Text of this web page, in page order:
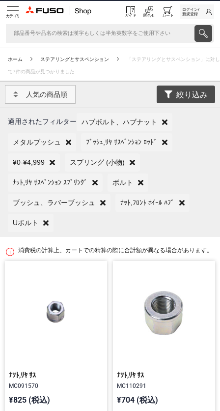
カテゴリ ガイド 問合せ カート
ログイン/
新規登録
ホーム ステアリングとサスペンション 「ステアリングとサスペンション」に対し
て7件の商品が見つかりました
人気の商品順 絞り込み
適用されたフィルター ハブボルト、ハブナット
メタルブッシュ ﾌﾞｯｼｭ,ﾘﾔ ｻｽﾍﾟﾝｼｮﾝ ﾛｯﾄﾞ
¥0-¥4,999 スプリング (小物)
ﾅｯﾄ,ﾘﾔ ｻｽﾍﾟﾝｼｮﾝ ｽﾌﾟﾘﾝｸﾞ ボルト
ブッシュ、ラバーブッシュ ﾅｯﾄ,ﾌﾛﾝﾄ ﾎｲｰﾙ ﾊﾌﾞ
Uボルト
消費税の計算上、カートでの精算の際に合計額が異なる場合があります。
ﾅﾂﾄ,ﾘﾔ ｻｽ
MC091570
¥825 (税込)
ﾅﾂﾄ,ﾘﾔ ｻｽ
MC110291
¥704 (税込)